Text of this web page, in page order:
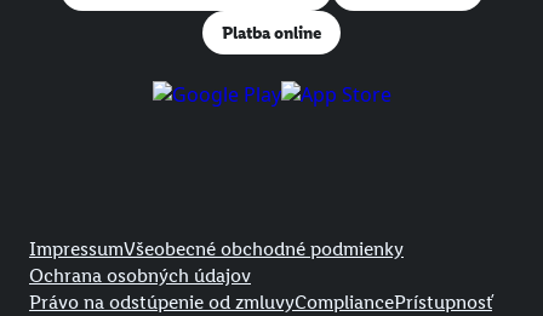
Platba online
ImpressumVšeobecné obchodné podmienky
Ochrana osobných údajov
Právo na odstúpenie od zmluvyCompliancePrístupnosť